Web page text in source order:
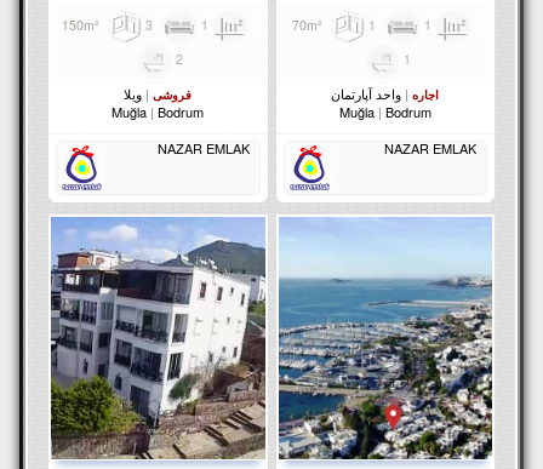
1
1
1
اجاره
واحد آپارتمان
Muğla Bodrum
NAZAR EMLAK
3
1
2
فروشی
ویلا
Muğla Bodrum
NAZAR EMLAK